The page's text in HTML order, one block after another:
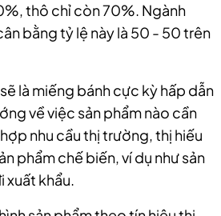
thô chỉ còn 70%. Ngành
bằng tỷ lệ này là 50 - 50 trên
là miếng bánh cực kỳ hấp dẫn
về việc sản phẩm nào cần
nhu cầu thị trường, thị hiếu
phẩm chế biến, ví dụ như sản
xuất khẩu.